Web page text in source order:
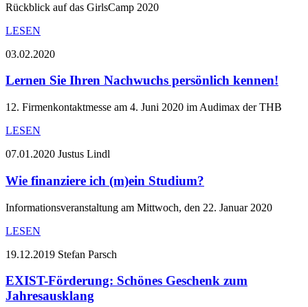
Rückblick auf das GirlsCamp 2020
LESEN
03.02.2020
Lernen Sie Ihren Nachwuchs persönlich kennen!
12. Firmenkontaktmesse am 4. Juni 2020 im Audimax der THB
LESEN
07.01.2020 Justus Lindl
Wie finanziere ich (m)ein Studium?
Informationsveranstaltung am Mittwoch, den 22. Januar 2020
LESEN
19.12.2019 Stefan Parsch
EXIST-Förderung: Schönes Geschenk zum
Jahresausklang